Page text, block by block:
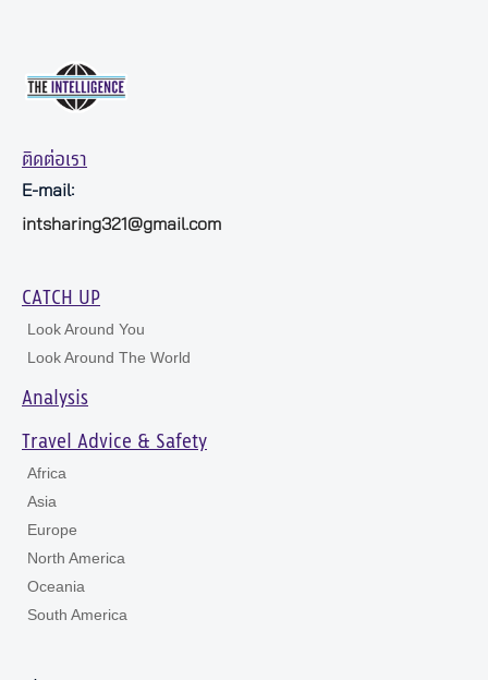
ติดต่อเรา
E-mail:
intsharing321@gmail.com
CATCH UP
Look Around You
Look Around The World
Analysis
Travel Advice & Safety
Africa
Asia
Europe
North America
Oceania
South America